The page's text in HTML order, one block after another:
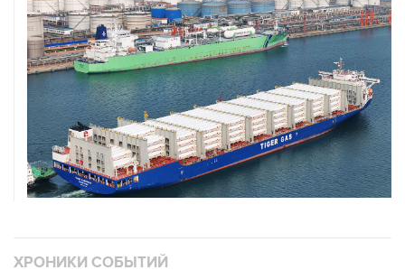
ХРОНИКИ СОБЫТИЙ